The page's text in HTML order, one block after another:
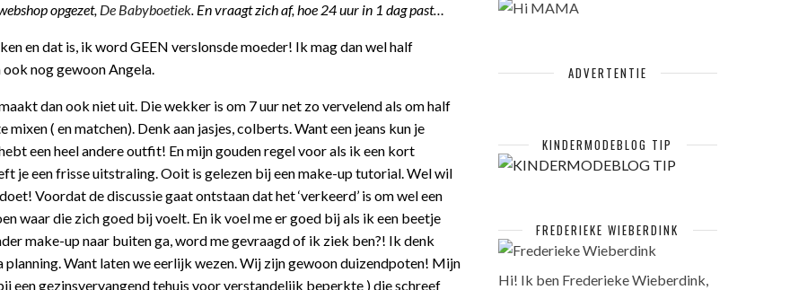
opgezet, De Babyboetiek. En vraagt zich af, hoe 24 uur in 1 dag past…
en dat is, ik word GEEN verslonsde moeder! Ik mag dan wel half
nog gewoon Angela.
dan ook niet uit. Die wekker is om 7 uur net zo vervelend als om half
( en matchen). Denk aan jasjes, colberts. Want een jeans kun je
een heel andere outfit! En mijn gouden regel voor als ik een kort
je een frisse uitstraling. Ooit is gelezen bij een make-up tutorial. Wel wil
Voordat de discussie gaat ontstaan dat het ‘verkeerd’ is om wel een
waar die zich goed bij voelt. En ik voel me er goed bij als ik een beetje
make-up naar buiten ga, word me gevraagd of ik ziek ben?! Ik denk
planning. Want laten we eerlijk wezen. Wij zijn gewoon duizendpoten! Mijn
een gezinsvervangend tehuis voor verstandelijk beperkte ) die schreef
ADVERTENTIE
KINDERMODEBLOG TIP
FREDERIEKE WIEBERDINK
Hi! Ik ben Frederieke Wieberdink,